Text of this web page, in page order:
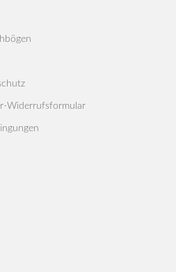
Widerrufsformular